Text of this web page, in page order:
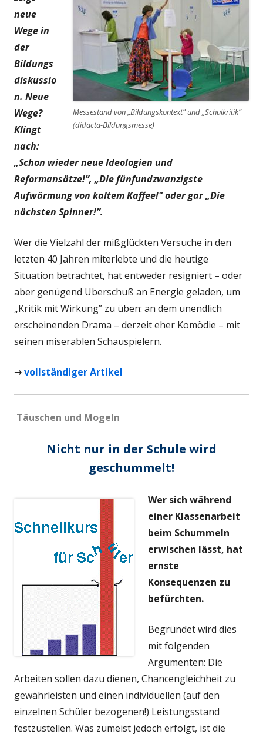
Messestand von „Bildungskontext” und „Schulkritik”
(didacta-Bildungsmesse)
neue
Wege in
der
Bildungs
diskussio
n. Neue
Wege?
Klingt
nach:
„Schon wieder neue Ideologien und
Reformansätze!”, „Die fünfundzwanzigste
Aufwärmung von kaltem Kaffee!" oder gar „Die
nächsten Spinner!”.
Wer die Vielzahl der mißglückten Versuche in den
letzten 40 Jahren miterlebte und die heutige
Situation betrachtet, hat entweder resigniert – oder
aber genügend Überschuß an Energie geladen, um
„Kritik mit Wirkung” zu üben: an dem unendlich
erscheinenden Drama – derzeit eher Komödie – mit
seinen miserablen Schauspielern.
→vollständiger Artikel
Täuschen und Mogeln
Nicht nur in der Schule wird
geschummelt!
Wer sich während
einer Klassenarbeit
beim Schummeln
erwischen lässt, hat
ernste
Konsequenzen zu
befürchten.
Begründet wird dies
mit folgenden
Argumenten: Die
Arbeiten sollen dazu dienen, Chancengleichheit zu
gewährleisten und einen individuellen (auf den
einzelnen Schüler bezogenen!) Leistungsstand
festzustellen. Was zumeist jedoch erfolgt, ist die